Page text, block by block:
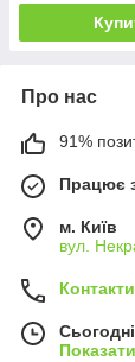
Про нас
91%
Працює
м. Київ
вул.
Контакти